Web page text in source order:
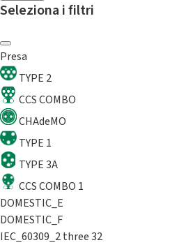
Seleziona i filtri
Presa
TYPE 2
CCS COMBO
CHAdeMO
TYPE 1
TYPE 3A
CCS COMBO 1
DOMESTIC_E
DOMESTIC_F
IEC_60309_2 three 32